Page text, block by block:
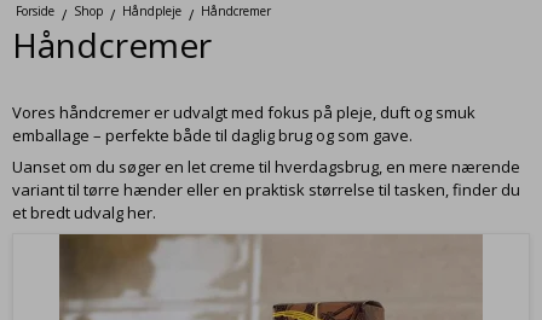
Forside / Shop / Håndpleje / Håndcremer
Håndcremer
Vores håndcremer er udvalgt med fokus på pleje, duft og smuk
emballage – perfekte både til daglig brug og som gave.
Uanset om du søger en let creme til hverdagsbrug, en mere nærende
variant til tørre hænder eller en praktisk størrelse til tasken, finder du
et bredt udvalg her.